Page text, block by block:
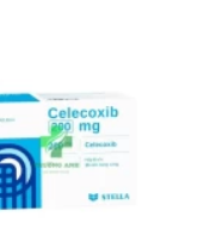
huyết, tăng calci